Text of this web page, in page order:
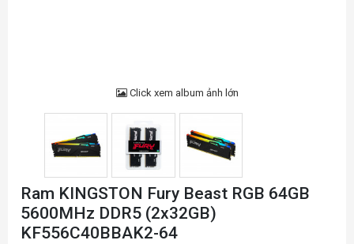
Click xem album ảnh lớn
Ram KINGSTON Fury Beast RGB 64GB
5600MHz DDR5 (2x32GB)
KF556C40BBAK2-64